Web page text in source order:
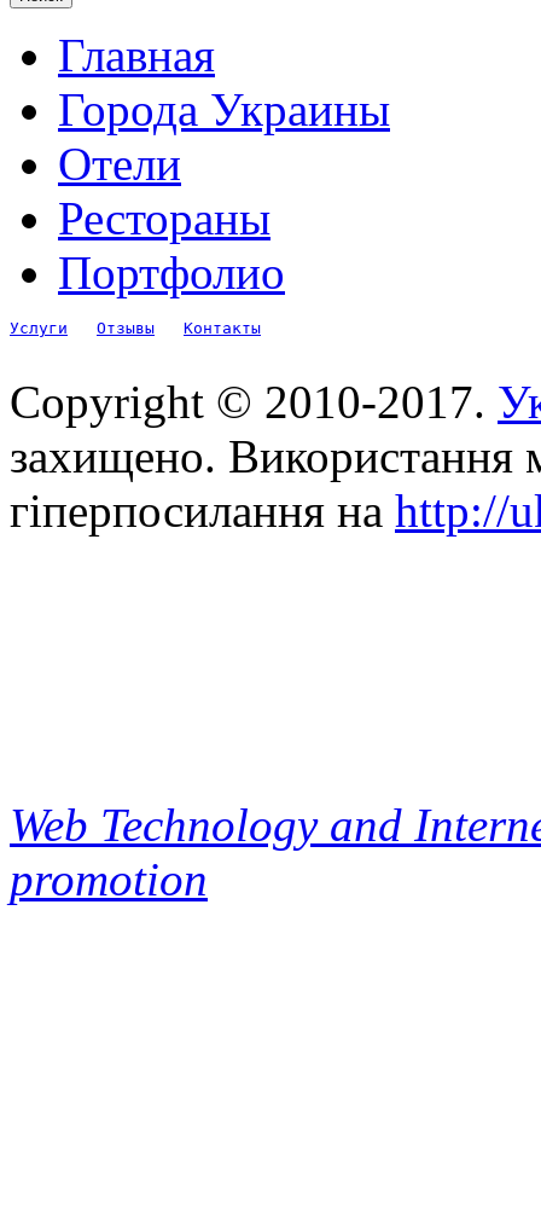
Главная
Города Украины
Отели
Рестораны
Портфолио
Услуги Отзывы Контакты
Copyright © 2010-2017.
захищено. Використання
гіперпосилання на http://
Web Technology and
promotion